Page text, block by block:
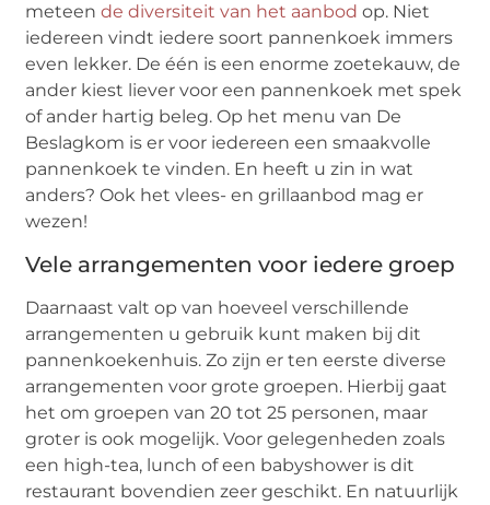
meteende diversiteit van het aanbod op. Niet
iedereen vindt iedere soort pannenkoek immers
even lekker. De één is een enorme zoetekauw, de
ander kiest liever voor een pannenkoek met spek
of ander hartig beleg. Op het menu van De
Beslagkom is er voor iedereen een smaakvolle
pannenkoek te vinden. En heeft u zin in wat
anders? Ook het vlees- en grillaanbod mag er
wezen!
Vele arrangementen voor iedere groep
Daarnaast valt op van hoeveel verschillende
arrangementen u gebruik kunt maken bij dit
pannenkoekenhuis. Zo zijn er ten eerste diverse
arrangementen voor grote groepen. Hierbij gaat
het om groepen van 20 tot 25 personen, maar
groter is ook mogelijk. Voor gelegenheden zoals
een high-tea, lunch of een babyshower is dit
restaurant bovendien zeer geschikt. En natuurlijk